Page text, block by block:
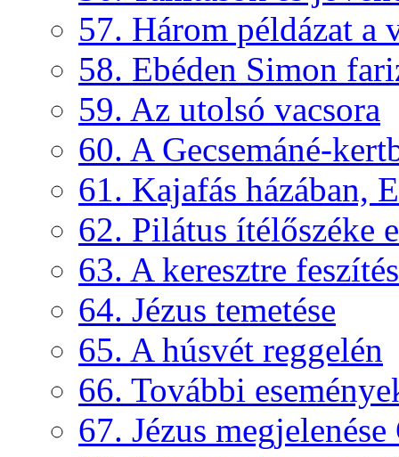
57. Három példázat a
58. Ebéden Simon
59. Az utolsó vacsora
60. A Gecsemáné-
61. Kajafás házában,
62. Pilátus ítélőszéke
63. A keresztre feszítés
64. Jézus temetése
65. A húsvét reggelén
66. További
67. Jézus